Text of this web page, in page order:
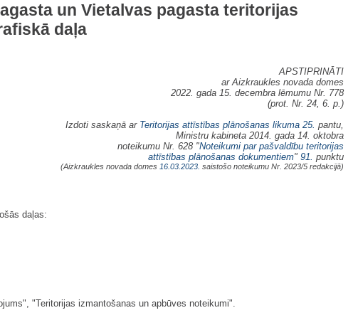
un Vietalvas pagasta teritorijas
daļa
APSTIPRINĀTI
ar Aizkraukles novada domes
2022. gada 15. decembra lēmumu Nr. 778
(prot. Nr. 24, 6. p.)
Izdoti saskaņā ar Teritorijas attīstības plānošanas likuma 25. pantu,
Ministru kabineta 2014. gada 14. oktobra
noteikumu Nr. 628 "Noteikumi par pašvaldību teritorijas
attīstības plānošanas dokumentiem" 91. punktu
(Aizkraukles novada domes 16.03.2023. saistošo noteikumu Nr. 2023/5 redakcijā)
daļas:
"Teritorijas izmantošanas un apbūves noteikumi".